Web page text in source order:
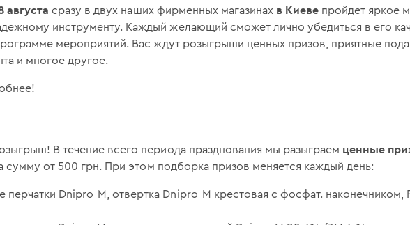
августа сразу в двух наших фирменных магазинах в Киевепройдет яркое
инструменту. Каждый желающий сможет лично убедиться в его
мероприятий. Вас ждут розыгрыши ценных призов, приятные
и многое другое.
В течение всего периода празднования мы разыграем ценные
сумму от 500 грн. При этом подборка призов меняется каждый день:
перчатки Dnipro-M, отвертка Dnipro-M крестовая с фосфат. наконечником,